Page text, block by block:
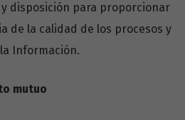
disposición para proporcionar
de la calidad de los procesos y
Información.
mutuo